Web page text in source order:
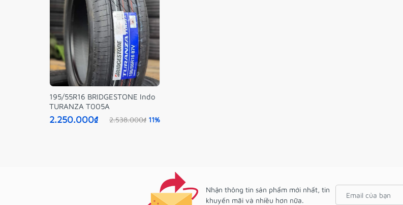
195/55R16 BRIDGESTONE Indo
TURANZA T005A
2.250.000₫ 2.538.000₫ 11%
Nhận thông tin sản phẩm mới nhất, tin
khuyến mãi và nhiều hơn nữa.